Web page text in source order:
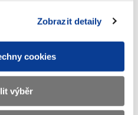
Zobrazit detaily
cookies
výběr
ze zahraničí, kdy větší
Doporučeno409 ×